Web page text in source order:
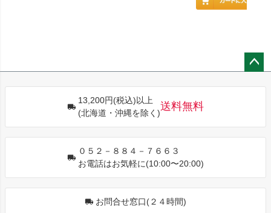
13,200円(税込)以上
(北海道・沖縄を除く)
送料無料
０５２－８８４－７６６３
お電話はお気軽に(10:00〜20:00)
お問合せ窓口(２４時間)